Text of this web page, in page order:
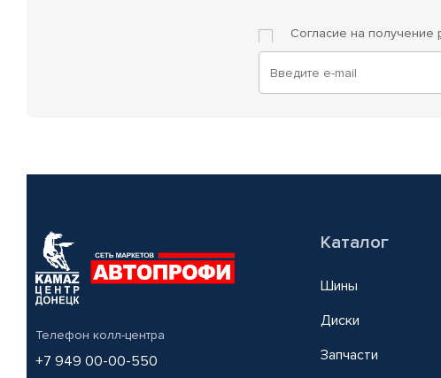
Согласие на получение
Телефон колл-центра
+7 949 00-00-550
Каталог
Шины
Диски
Запчасти